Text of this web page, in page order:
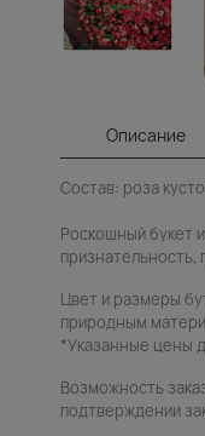
Описание
Состав: роза
Роскошный букет
признательность,
Цвет и размеры
природным
*Указанные цены
Возможность
подтверждении